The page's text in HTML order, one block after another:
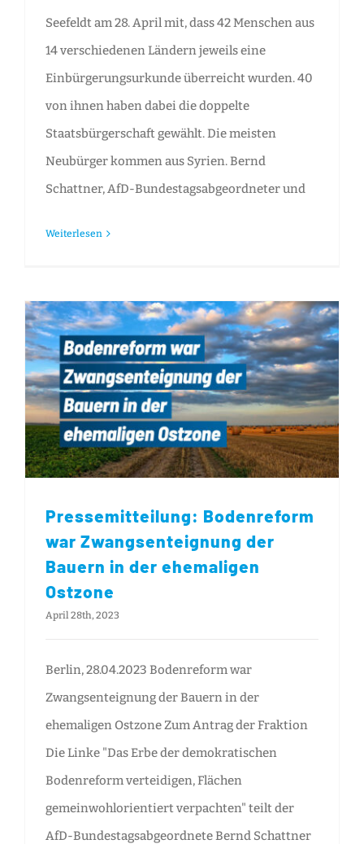
Seefeldt am 28. April mit, dass 42 Menschen aus
14 verschiedenen Ländern jeweils eine
Einbürgerungsurkunde überreicht wurden. 40
von ihnen haben dabei die doppelte
Staatsbürgerschaft gewählt. Die meisten
Neubürger kommen aus Syrien. Bernd
Schattner, AfD-Bundestagsabgeordneter und
Weiterlesen
Pressemitteilung: Bodenreform
war Zwangsenteignung der
Bauern in der ehemaligen
Ostzone
April 28th, 2023
Berlin, 28.04.2023 Bodenreform war
Zwangsenteignung der Bauern in der
ehemaligen Ostzone Zum Antrag der Fraktion
Die Linke "Das Erbe der demokratischen
Bodenreform verteidigen, Flächen
gemeinwohlorientiert verpachten" teilt der
AfD-Bundestagsabgeordnete Bernd Schattner